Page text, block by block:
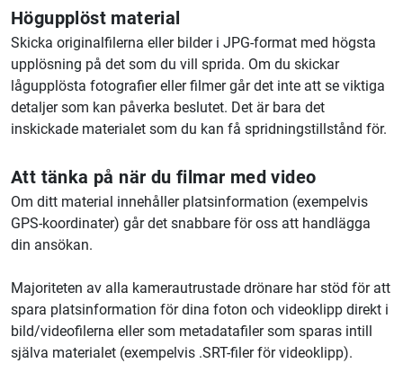
Högupplöst material
Skicka originalfilerna eller bilder i JPG-format med högsta
upplösning på det som du vill sprida. Om du skickar
lågupplösta fotografier eller filmer går det inte att se viktiga
detaljer som kan påverka beslutet. Det är bara det
inskickade materialet som du kan få spridningstillstånd för.
Att tänka på när du filmar med video
Om ditt material innehåller platsinformation (exempelvis
GPS-koordinater) går det snabbare för oss att handlägga
din ansökan.
Majoriteten av alla kamerautrustade drönare har stöd för att
spara platsinformation för dina foton och videoklipp direkt i
bild/videofilerna eller som metadatafiler som sparas intill
själva materialet (exempelvis .SRT-filer för videoklipp).